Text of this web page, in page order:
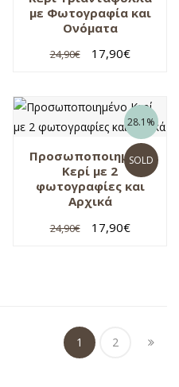
με Φωτογραφία και
Ονόματα
24,90€ 17,90€
28.1%
SOLD
Προσωποποιημένο
Κερί με 2
φωτογραφίες και
Αρχικά
24,90€ 17,90€
1 2